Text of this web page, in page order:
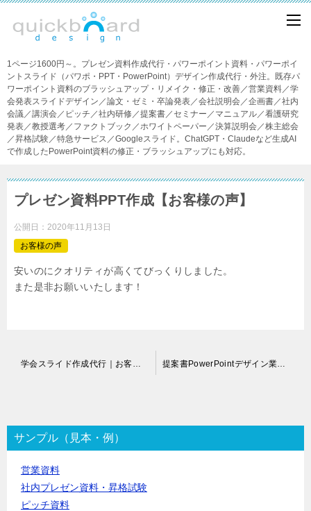
1ページ1600円～。プレゼン資料作成代行・パワーポイント資料・パワーポイ
ントスライド（パワポ・PPT・PowerPoint）デザイン作成代行・外注。既存パ
ワーポイント資料のブラッシュアップ・リメイク・修正・改善／営業資料／学
会発表スライドデザイン／論文・ゼミ・卒論発表／会社説明会／企画書／社内
会議／講演会／ピッチ／社内研修／提案書／セミナー／マニュアル／看護研究
発表／教授選考／ファクトブック／ホワイトペーパー／決算説明会／株主総会
／昇格試験／特急サービス／Googleスライド。ChatGPT・Claudeなど生成AI
で作成したPowerPoint資料の修正・ブラッシュアップにも対応。
プレゼン資料PPT作成【お客様の声】
公開日： 2020年11月13日
お客様の声
安いのにクオリティが高くてびっくりしました。
また是非お願いいたします！
ゲ
ー
シ
サンプル（見本・例）
営業資料
社内プレゼン資料・昇格試験
ピッチ資料